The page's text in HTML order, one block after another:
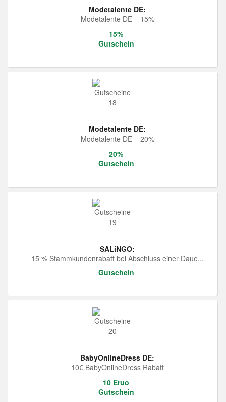
Modetalente DE:
Modetalente DE – 15%
15%
Gutschein
Modetalente DE:
Modetalente DE – 20%
20%
Gutschein
SALiNGO:
15 % Stammkundenrabatt bei Abschluss einer Daue...
Gutschein
BabyOnlineDress DE:
10€ BabyOnlineDress Rabatt
10 Eruo
Gutschein